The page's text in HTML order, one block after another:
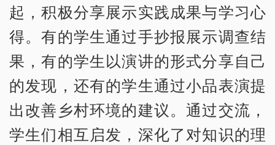
起，积极分享展示实践成果与学习心
得。有的学生通过手抄报展示调查结
果，有的学生以演讲的形式分享自己
的发现，还有的学生通过小品表演提
出改善乡村环境的建议。通过交流，
学生们相互启发，深化了对知识的理